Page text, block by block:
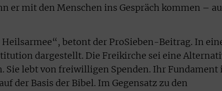
er mit den Menschen ins Gespräch kommen –
Heilsarmee“, betont der ProSieben-Beitrag. In
dargestellt. Die Freikirche sei eine
Sie lebt von freiwilligen Spenden. Ihr Fundament
der Basis der Bibel. Im Gegensatz zu den